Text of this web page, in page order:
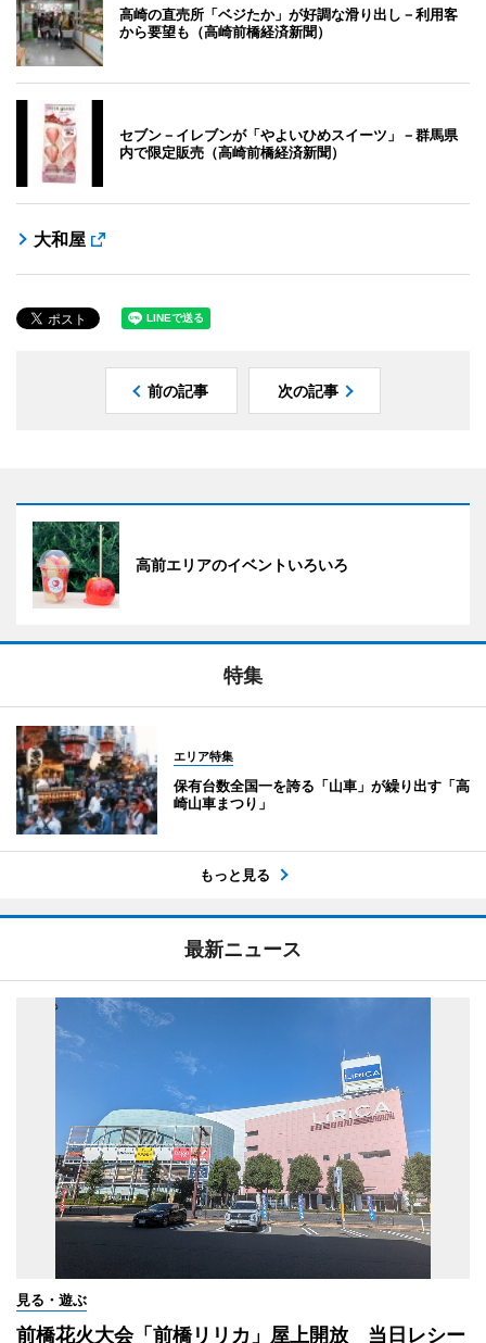
高崎の直売所「ベジたか」が好調な滑り出し－利用客
から要望も（高崎前橋経済新聞）
セブン－イレブンが「やよいひめスイーツ」－群馬県
内で限定販売（高崎前橋経済新聞）
大和屋
前の記事 次の記事
高前エリアのイベントいろいろ
特集
エリア特集
保有台数全国一を誇る「山車」が繰り出す「高
崎山車まつり」
もっと見る
最新ニュース
見る・遊ぶ
前橋花火大会「前橋リリカ」屋上開放 当日レシー